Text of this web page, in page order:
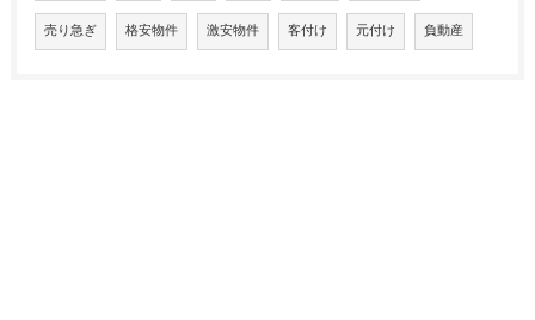
売り急ぎ 格安物件 激安物件 客付け 元付け 負動産